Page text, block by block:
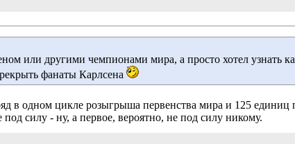
или другими чемпионами мира, а просто хотел узнать
фанаты Карлсена
в одном цикле розыгрыша первенства мира и 125 единиц
силу - ну, а первое, вероятно, не под силу никому.